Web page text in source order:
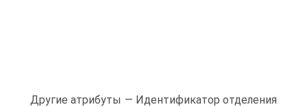
Другие атрибуты — Идентификатор отделения